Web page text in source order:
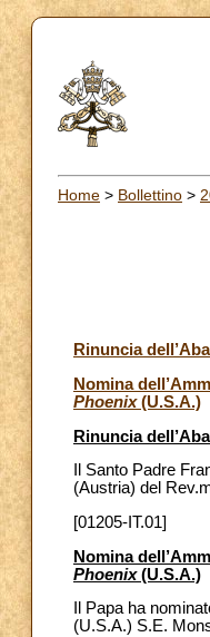
Home > Bollettino >
Rinuncia
Nomina
Phoenix(U.S.A.)
Rinuncia
Il Santo Padre
(Austria) del
[01205-IT.01]
Nomina
Phoenix(U.S.A.)
Il Papa ha
(U.S.A.) S.E.